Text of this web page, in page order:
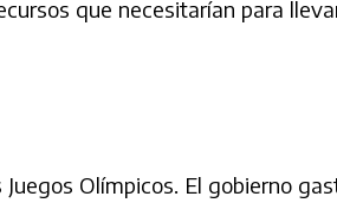
que necesitarían para
Olímpicos. El gobierno